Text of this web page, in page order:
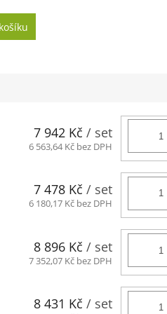
7 942 Kč / set
6 563,64 Kč bez DPH
7 478 Kč / set
6 180,17 Kč bez DPH
8 896 Kč / set
7 352,07 Kč bez DPH
8 431 Kč / set